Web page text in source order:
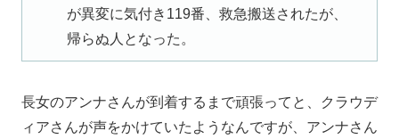
が異変に気付き119番、救急搬送されたが、
帰らぬ人となった。
長女のアンナさんが到着するまで頑張ってと、クラウデ
ィアさんが声をかけていたようなんですが、アンナさん